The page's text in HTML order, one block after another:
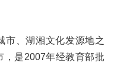
市、湖湘文化发源地之
是2007年经教育部批